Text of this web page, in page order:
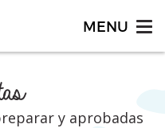
y aprobadas